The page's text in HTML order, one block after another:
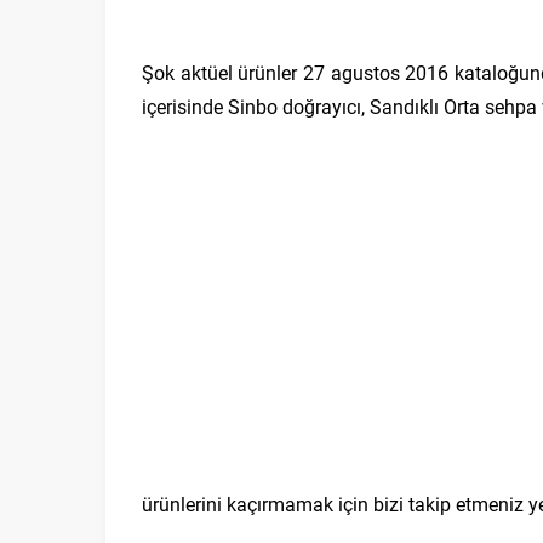
Şok aktüel ürünler 27 agustos 2016
içerisinde Sinbo doğrayıcı, Sandıklı Orta
ürünlerini kaçırmamak için bizi takip etmeniz